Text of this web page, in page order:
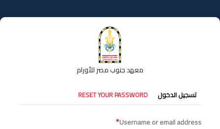
إلى
المحتوى
معهد جنوب مصر للأورام
التبويبات
الأساسية
تسجيل الدخول RESET YOUR PASSWORD
Username or email address